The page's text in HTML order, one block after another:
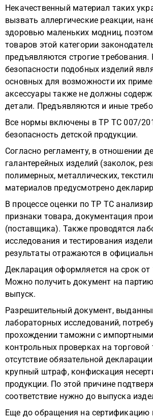
Некачественный материал таких
вызвать аллергические реакции,
здоровью маленьких модниц,
товаров этой категории
предъявляются строгие требования.
безопасности подобных изделий
основных для возможности их
аксессуары также не должны
детали. Предъявляются и иные
Все нормы включены в ТР ТС 007/
безопасность детской продукции.
Согласно регламенту, в отношении
галантерейных изделий (заколок,
полимерных, металлических,
материалов предусмотрено
В процессе оценки по ТР ТС
признаки товара, документация
(поставщика). Также проводятся
исследования и тестирования
результаты отражаются в
Декларация оформляется на срок от
Можно получить документ на
выпуск.
Разрешительный документ,
лабораторных исследований,
прохождении таможни с
контрольных проверках на торговой
отсутствие обязательной
крупный штраф, конфискация
продукции. По этой причине
соответствие нужно до выпуска
Еще до обращения на сертификацию